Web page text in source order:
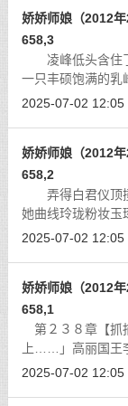
娇娇师娘（2012
658,3
凌峰低头含住了
一只丰硕饱满的乳
强悍地挞伐着娇
2025-07-02 12:05
娇娇师娘（2012
658,2
弄得白君仪顶撞
她曲线玲珑粉妆玉
腿向两边一张，妙
2025-07-02 12:05
娇娇师娘（2012
658,1
第２３８章【
上……」高丽国王
细]
2025-07-02 12:05